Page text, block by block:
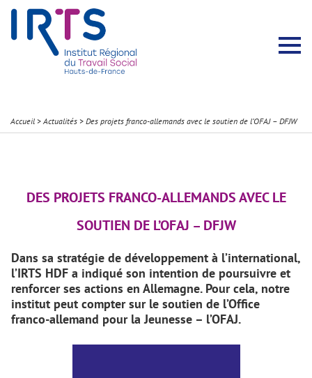
Accueil >Actualités > Des projets franco-allemands avec le soutien de l’OFAJ – DFJW
DES PROJETS FRANCO-ALLEMANDS AVEC LE
SOUTIEN DE L’OFAJ – DFJW
Dans sa stratégie de développement à l’international,
l’IRTS HDF a indiqué son intention de poursuivre et
renforcer ses actions en Allemagne. Pour cela, notre
institut peut compter sur le soutien de l’Office
franco-allemand pour la Jeunesse – l’OFAJ.